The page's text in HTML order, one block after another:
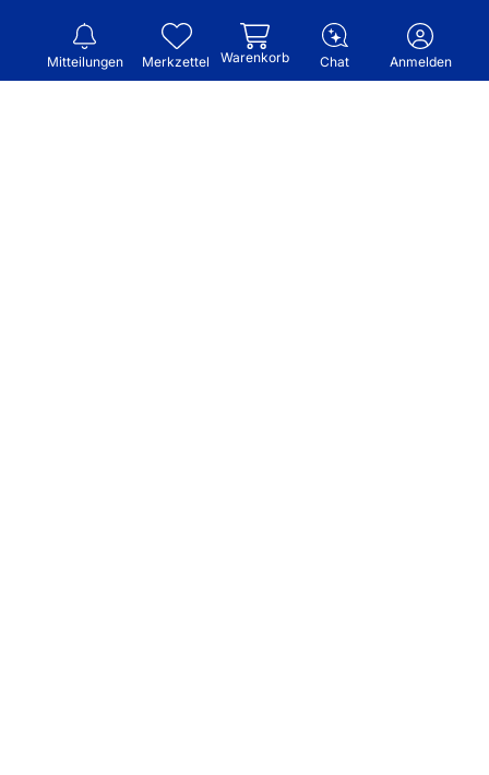
Mitteilungen Merkzettel Warenkorb Chat Anmelden